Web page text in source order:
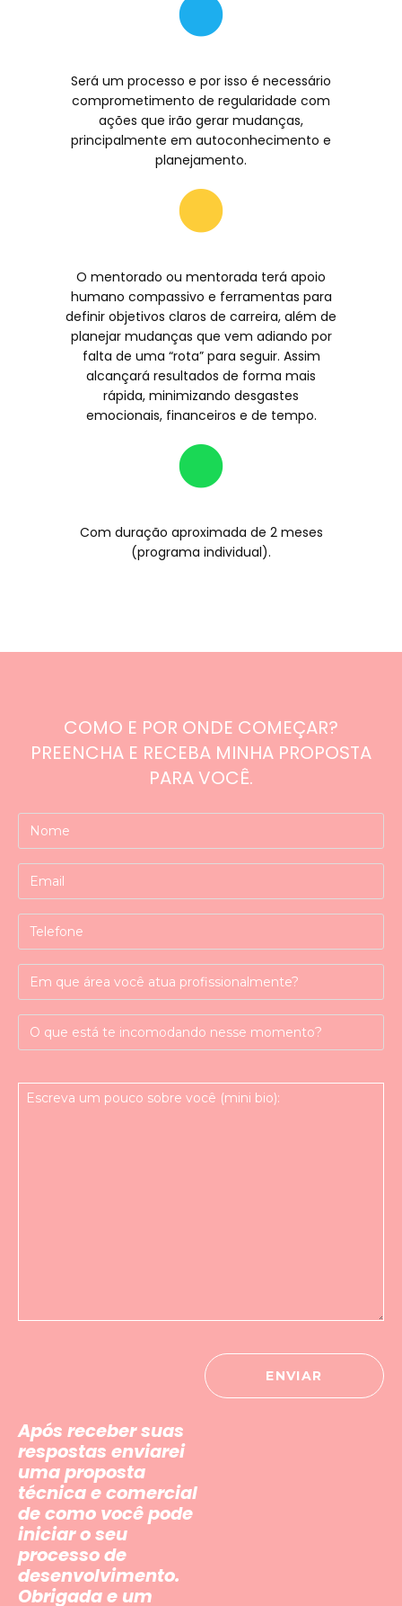
Será um processo e por isso é necessário
comprometimento de regularidade com
ações que irão gerar mudanças,
principalmente em autoconhecimento e
planejamento.
O mentorado ou mentorada terá apoio
humano compassivo e ferramentas para
definir objetivos claros de carreira, além de
planejar mudanças que vem adiando por
falta de uma “rota” para seguir. Assim
alcançará resultados de forma mais
rápida, minimizando desgastes
emocionais, financeiros e de tempo.
Com duração aproximada de 2 meses
(programa individual).
COMO E POR ONDE COMEÇAR?
PREENCHA E RECEBA MINHA PROPOSTA
PARA VOCÊ.
Após receber suas
respostas enviarei
uma proposta
técnica e comercial
de como você pode
iniciar o seu
processo de
desenvolvimento.
Obrigada e um